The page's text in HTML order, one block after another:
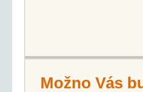
Možno Vás